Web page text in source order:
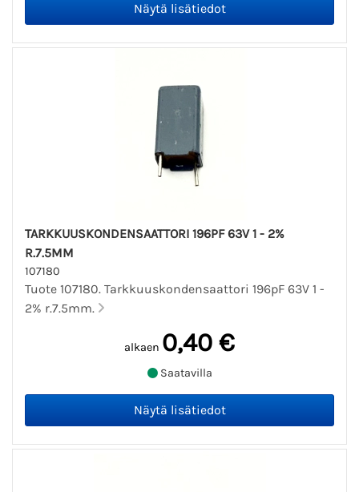
TARKKUUSKONDENSAATTORI 196PF 63V 1 - 2%
R.7.5MM
107180
Tuote 107180. Tarkkuuskondensaattori 196pF 63V 1 -
2% r.7.5mm.
alkaen 0,40 €
Saatavilla